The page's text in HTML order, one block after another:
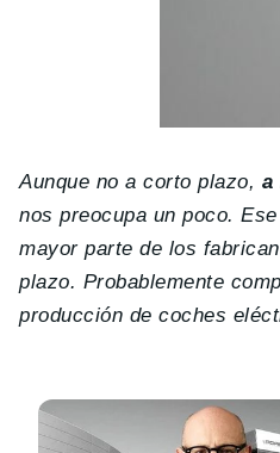
Aunque no a corto plazo, a
nos preocupa un poco.
mayor parte de los
plazo. Probablemente
producción de coches